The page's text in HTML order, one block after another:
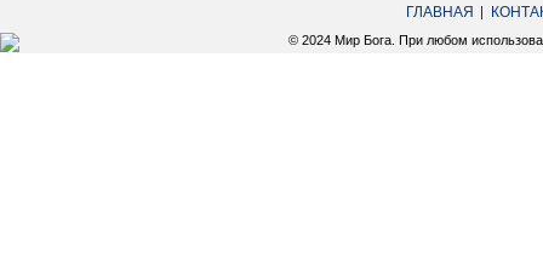
ГЛАВНАЯ
© 2024 Мир Бога. При любом